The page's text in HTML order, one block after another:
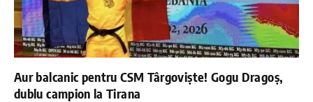
Aur balcanic pentru CSM Târgoviște! Gogu Dragoș,
dublu campion la Tirana